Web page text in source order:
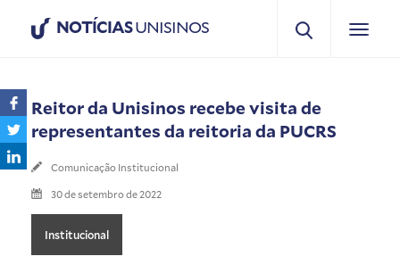
NOTÍCIASUNISINOS
Reitor da Unisinos recebe visita de
representantes da reitoria da PUCRS
Comunicação Institucional
30 de setembro de 2022
Institucional